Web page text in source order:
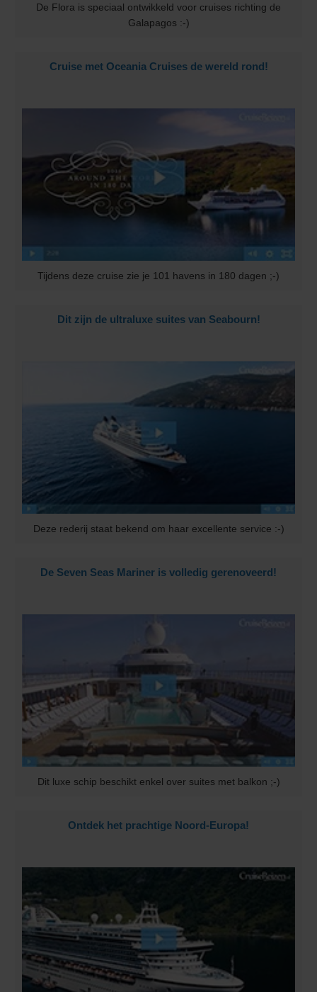
De Flora is speciaal ontwikkeld voor cruises richting de
Galapagos :-)
Cruise met Oceania Cruises de wereld rond!
Tijdens deze cruise zie je 101 havens in 180 dagen ;-)
Dit zijn de ultraluxe suites van Seabourn!
Deze rederij staat bekend om haar excellente service :-)
De Seven Seas Mariner is volledig gerenoveerd!
Dit luxe schip beschikt enkel over suites met balkon ;-)
Ontdek het prachtige Noord-Europa!